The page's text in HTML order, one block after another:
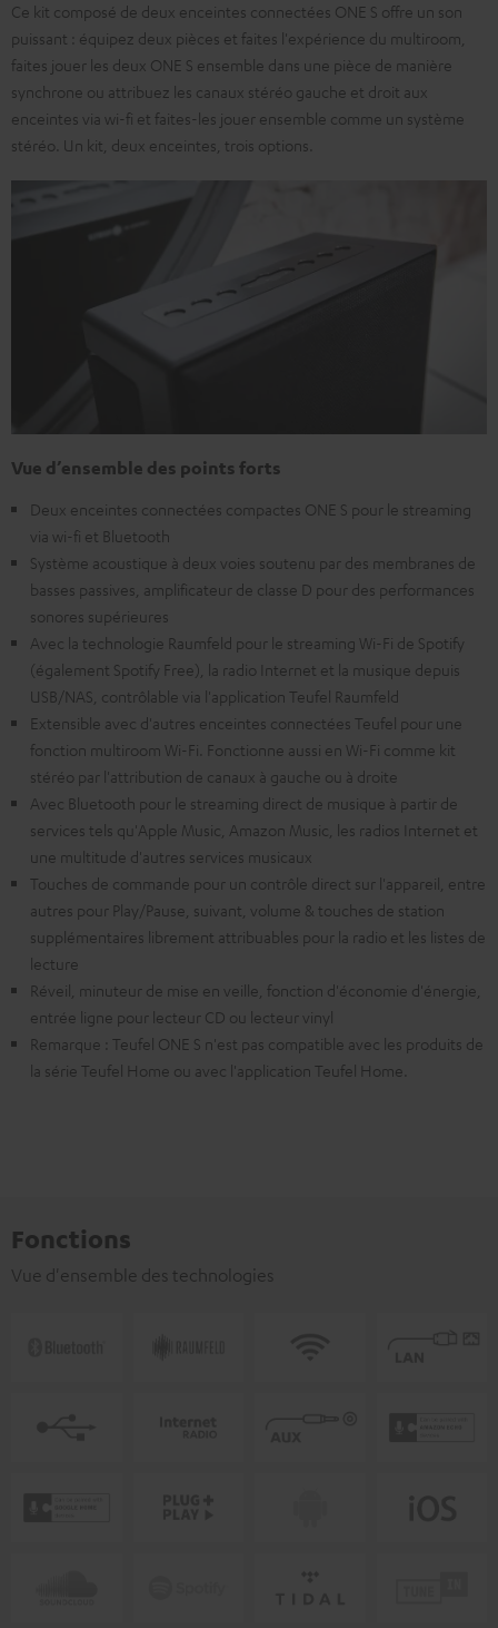
Ce kit composé de deux enceintes connectées ONE S offre un son
puissant : équipez deux pièces et faites l'expérience du multiroom,
faites jouer les deux ONE S ensemble dans une pièce de manière
synchrone ou attribuez les canaux stéréo gauche et droit aux
enceintes via wi-fi et faites-les jouer ensemble comme un système
stéréo. Un kit, deux enceintes, trois options.
Vue d’ensemble des points forts
Deux enceintes connectées compactes ONE S pour le streaming
via wi-fi et Bluetooth
Système acoustique à deux voies soutenu par des membranes de
basses passives, amplificateur de classe D pour des performances
sonores supérieures
Avec la technologie Raumfeld pour le streaming Wi-Fi de Spotify
(également Spotify Free), la radio Internet et la musique depuis
USB/NAS, contrôlable via l'application Teufel Raumfeld
Extensible avec d'autres enceintes connectées Teufel pour une
fonction multiroom Wi-Fi. Fonctionne aussi en Wi-Fi comme kit
stéréo par l'attribution de canaux à gauche ou à droite
Avec Bluetooth pour le streaming direct de musique à partir de
services tels qu'Apple Music, Amazon Music, les radios Internet et
une multitude d'autres services musicaux
Touches de commande pour un contrôle direct sur l'appareil, entre
autres pour Play/Pause, suivant, volume & touches de station
supplémentaires librement attribuables pour la radio et les listes de
lecture
Réveil, minuteur de mise en veille, fonction d'économie d'énergie,
entrée ligne pour lecteur CD ou lecteur vinyl
Remarque : Teufel ONE S n'est pas compatible avec les produits de
la série Teufel Home ou avec l'application Teufel Home.
Fonctions
Vue d'ensemble des technologies